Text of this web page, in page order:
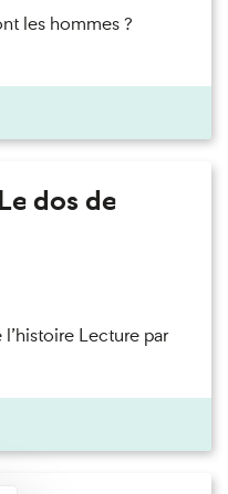
les hommes ?
dos de
Lecture par